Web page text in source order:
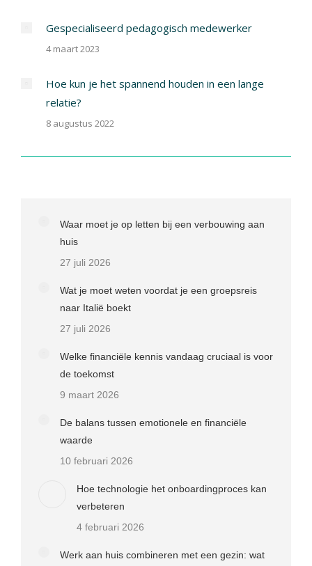
Gespecialiseerd pedagogisch medewerker
4 maart 2023
Hoe kun je het spannend houden in een lange
relatie?
8 augustus 2022
Waar moet je op letten bij een verbouwing aan
huis
27 juli 2026
Wat je moet weten voordat je een groepsreis
naar Italië boekt
27 juli 2026
Welke financiële kennis vandaag cruciaal is voor
de toekomst
9 maart 2026
De balans tussen emotionele en financiële
waarde
10 februari 2026
Hoe technologie het onboardingproces kan
verbeteren
4 februari 2026
Werk aan huis combineren met een gezin: wat